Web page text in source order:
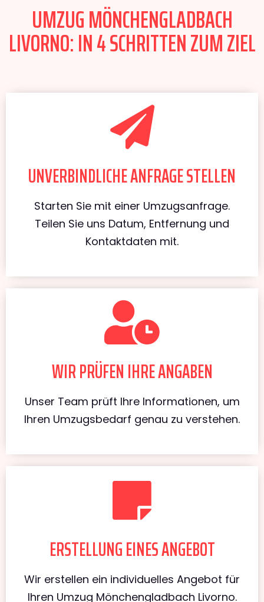
UMZUG MÖNCHENGLADBACH
LIVORNO: IN 4 SCHRITTEN ZUM ZIEL
UNVERBINDLICHE ANFRAGE STELLEN
Starten Sie mit einer Umzugsanfrage.
Teilen Sie uns Datum, Entfernung und
Kontaktdaten mit.
WIR PRÜFEN IHRE ANGABEN
Unser Team prüft Ihre Informationen, um
Ihren Umzugsbedarf genau zu verstehen.
ERSTELLUNG EINES ANGEBOT
Wir erstellen ein individuelles Angebot für
Ihren Umzug Mönchengladbach Livorno.